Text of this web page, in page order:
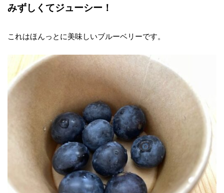
みずしくてジューシー！
これはほんっとに美味しいブルーベリーです。